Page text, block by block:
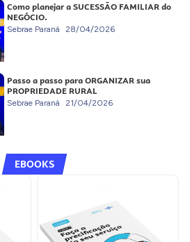
Como planejar a SUCESSÃO FAMILIAR do
NEGÓCIO.
Sebrae Paraná 28/04/2026
Passo a passo para ORGANIZAR sua
PROPRIEDADE RURAL
Sebrae Paraná 21/04/2026
EBOOKS